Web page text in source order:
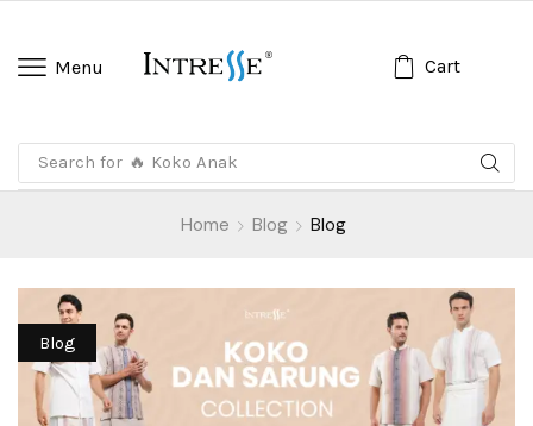
Menu Cart
Search for 🔥 Koko Anak
Home Blog Blog
Blog